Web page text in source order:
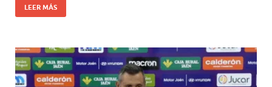
LEER MÁS